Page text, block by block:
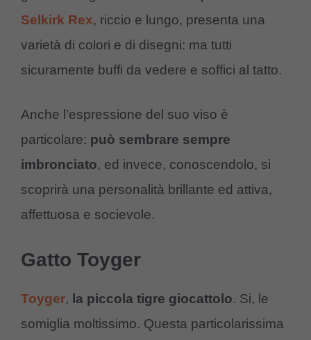
Selkirk Rex, riccio e lungo, presenta una
varietà di colori e di disegni: ma tutti
sicuramente buffi da vedere e soffici al tatto.
Anche l’espressione del suo viso è
particolare: può sembrare sempre
imbronciato, ed invece, conoscendolo, si
scoprirà una personalità brillante ed attiva,
affettuosa e socievole.
Gatto Toyger
Toyger, la piccola tigre giocattolo. Si, le
somiglia moltissimo. Questa particolarissima